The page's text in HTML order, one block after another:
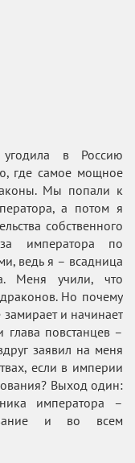
в Россию
где самое мощное
Мы попали к
а потом я
собственного
императора по
ведь я – всадница
Меня учили, что
Но почему
и начинает
глава повстанцев –
заявил на меня
если в империи
Выход один:
императора –
и во всем